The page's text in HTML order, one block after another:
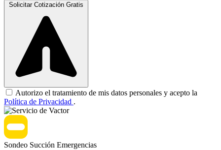
Solicitar Cotización Gratis
Autorizo el tratamiento de mis datos personales y acepto la
Política de Privacidad .
Sondeo Succión Emergencias